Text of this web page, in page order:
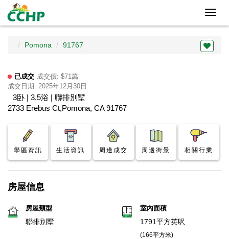
Pomona 91767
已成交 成交價: $71萬
成交日期: 2025年12月30日
3卧 | 3.5浴 | 聯排別墅
2733 Erebus Ct,Pomona, CA 91767
學區資訊 生活資訊 周邊成交 周邊街景 相關行業
房屋信息
房屋類型
聯排別墅
室內面積
1791平方英呎
(166平方米)